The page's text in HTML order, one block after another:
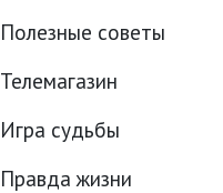
Полезные советы
Телемагазин
Игра судьбы
Правда жизни